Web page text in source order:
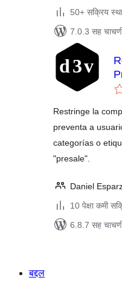
50+ सक्रिय
7.0.3 सह
Restringe la
preventa a
categorías o
"presale".
Daniel
10 पेक्षा कमी
6.8.7 सह
बद्दल